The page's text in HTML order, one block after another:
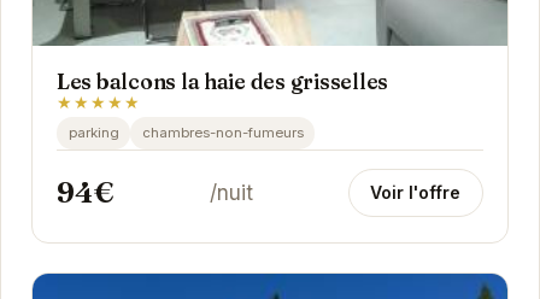
Les balcons la haie des grisselles
★★★★★
parking chambres-non-fumeurs
94€ /nuit Voir l'offre